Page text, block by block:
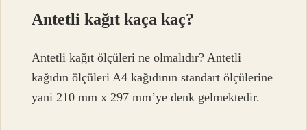
Antetli kağıt kaça kaç?
Antetli kağıt ölçüleri ne olmalıdır? Antetli
kağıdın ölçüleri A4 kağıdının standart ölçülerine
yani 210 mm x 297 mm’ye denk gelmektedir.